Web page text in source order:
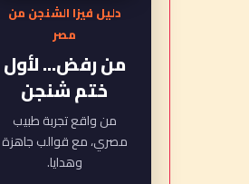
دليل فيزا الشنجن من
مصر
من رفض... لأول
ختم شنجن
من واقع تجربة طبيب
مصري، مع قوالب جاهزة
وهدايا.